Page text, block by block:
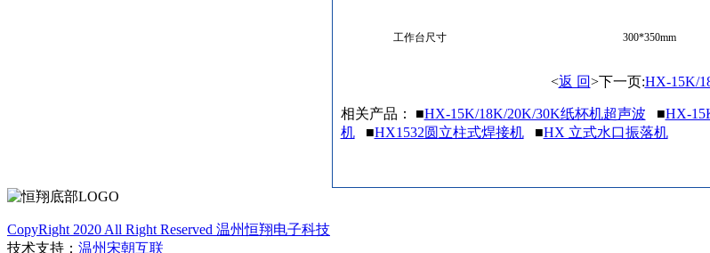
工作台尺寸 300*350mm
<返 回>下一页:HX-15K/
相关产品： ■HX-15K/18K/20K/30K纸杯机超声波 ■HX-
机■HX1532圆立柱式焊接机■HX 立式水口振落机
CopyRight 2020 All Right Reserved 温州恒翔电子科技
技术支持： 温州宋朝互联